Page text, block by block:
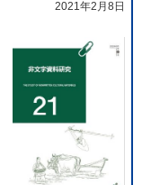
2021年2月8日